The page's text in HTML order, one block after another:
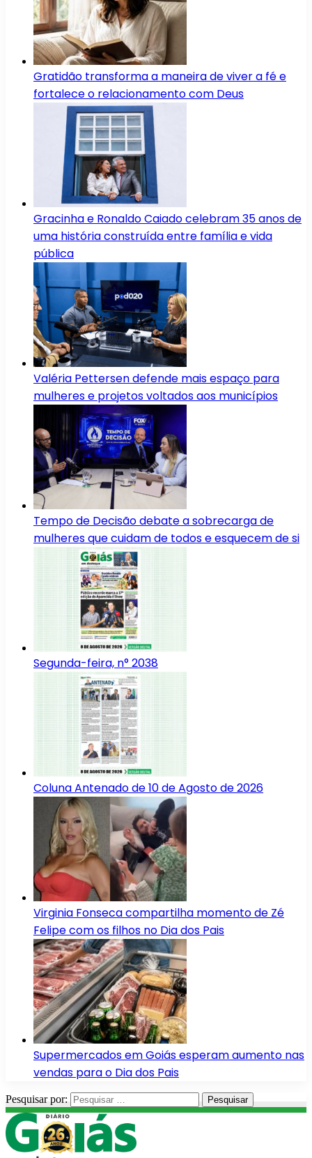
Gratidão transforma a maneira de viver a fé e
fortalece o relacionamento com Deus
Gracinha e Ronaldo Caiado celebram 35 anos de
uma história construída entre família e vida
pública
Valéria Pettersen defende mais espaço para
mulheres e projetos voltados aos municípios
Tempo de Decisão debate a sobrecarga de
mulheres que cuidam de todos e esquecem de si
Segunda-feira, n° 2038
Coluna Antenado de 10 de Agosto de 2026
Virginia Fonseca compartilha momento de Zé
Felipe com os filhos no Dia dos Pais
Supermercados em Goiás esperam aumento nas
vendas para o Dia dos Pais
Pesquisar por: